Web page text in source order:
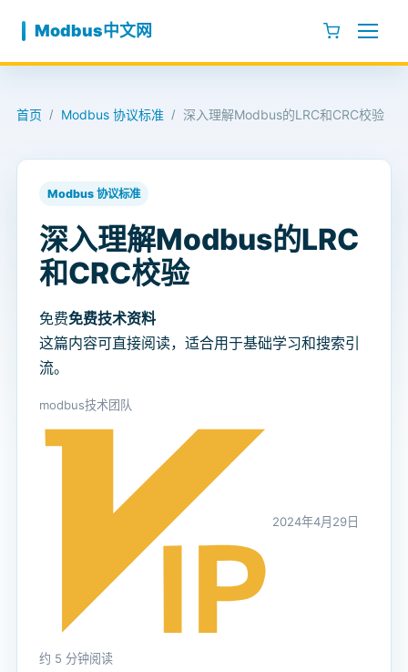
Modbus中文网
首页 / Modbus 协议标准 / 深入理解Modbus的LRC和CRC校验
Modbus 协议标准
深入理解Modbus的LRC
和CRC校验
免费免费技术资料
这篇内容可直接阅读，适合用于基础学习和搜索引
流。
modbus技术团队
2024年4月29日
约 5 分钟阅读